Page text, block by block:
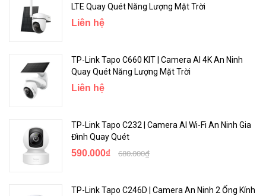
LTE Quay Quét Năng Lượng Mặt Trời
Liên hệ
TP-Link Tapo C660 KIT | Camera AI 4K An Ninh
Quay Quét Năng Lượng Mặt Trời
Liên hệ
TP-Link Tapo C232 | Camera AI Wi-Fi An Ninh Gia
Đình Quay Quét
590.000₫ 680.000₫
TP-Link Tapo C246D | Camera An Ninh 2 Ống Kính